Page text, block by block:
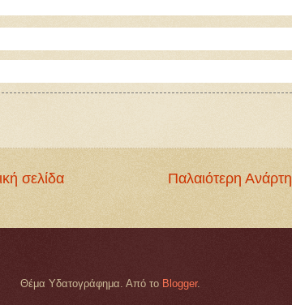
Παλαιότερη
σελίδα
Θέμα Υδατογράφημα. Από το Blogger.